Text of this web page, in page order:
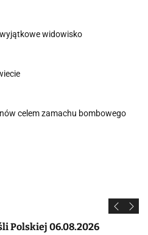
wyjątkowe widowisko
celem zamachu bombowego
Polskiej 06.08.2026